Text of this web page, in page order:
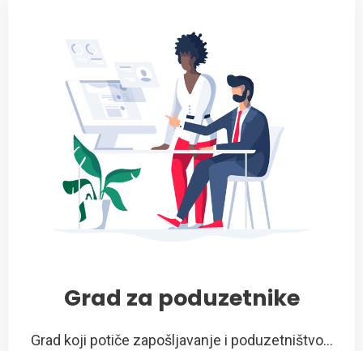
Grad za poduzetnike
Grad koji potiče zapošljavanje i poduzetništvo...